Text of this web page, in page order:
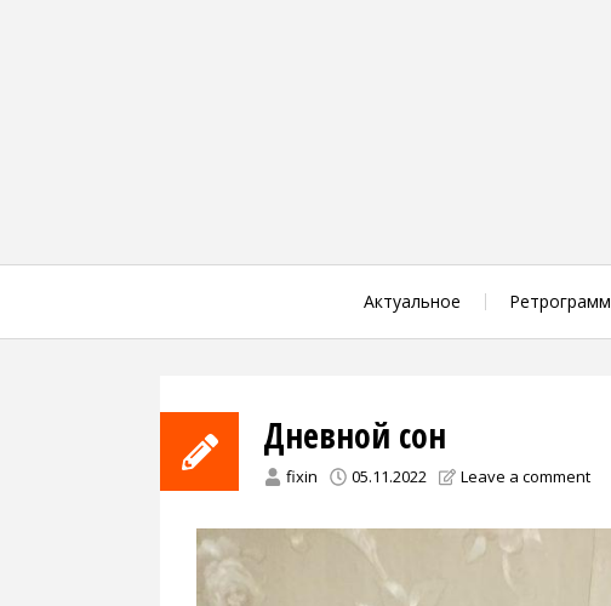
Актуальное Ретрограмм
Дневной сон
fixin 05.11.2022 Leave a comment